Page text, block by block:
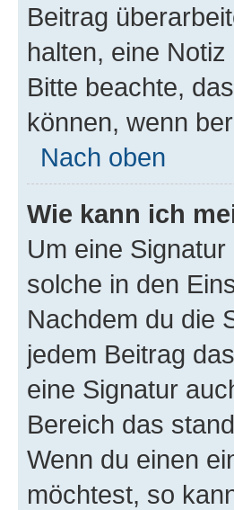
Beitrag
halten, eine
Bitte beachte,
können, wenn
Nach oben
Wie kann ich
Um eine
solche in den
Nachdem du die
jedem Beitrag
eine Signatur
Bereich das
Wenn du einen
möchtest, so